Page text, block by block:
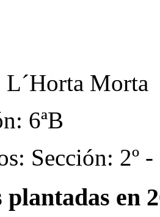
L´Horta Morta
6ªB
Sección: 2º
plantadas en